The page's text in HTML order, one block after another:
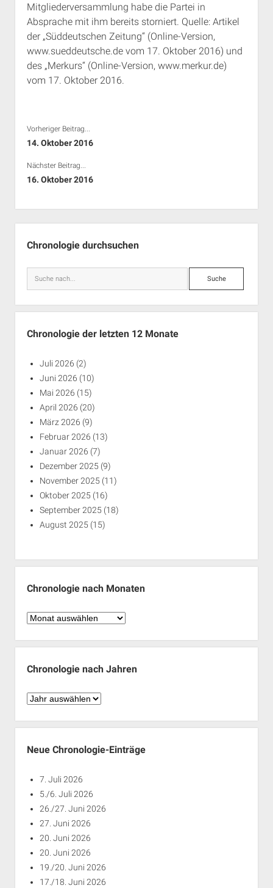
Mitgliederversammlung habe die Partei in
Absprache mit ihm bereits storniert. Quelle: Artikel
der „Süddeutschen Zeitung“ (Online-Version,
www.sueddeutsche.de vom 17. Oktober 2016) und
des „Merkurs“ (Online-Version, www.merkur.de)
vom 17. Oktober 2016.
Vorheriger Beitrag...
14. Oktober 2016
Nächster Beitrag...
16. Oktober 2016
Chronologie durchsuchen
Suche
Chronologie der letzten 12 Monate
Juli 2026 (2)
Juni 2026 (10)
Mai 2026 (15)
April 2026 (20)
März 2026 (9)
Februar 2026 (13)
Januar 2026 (7)
Dezember 2025 (9)
November 2025 (11)
Oktober 2025 (16)
September 2025 (18)
August 2025 (15)
Chronologie nach Monaten
Chronologie
Monaten
Chronologie nach Jahren
Chronologie
Jahren
Neue Chronologie-Einträge
7. Juli 2026
5./6. Juli 2026
26./27. Juni 2026
27. Juni 2026
20. Juni 2026
20. Juni 2026
19./20. Juni 2026
17./18. Juni 2026